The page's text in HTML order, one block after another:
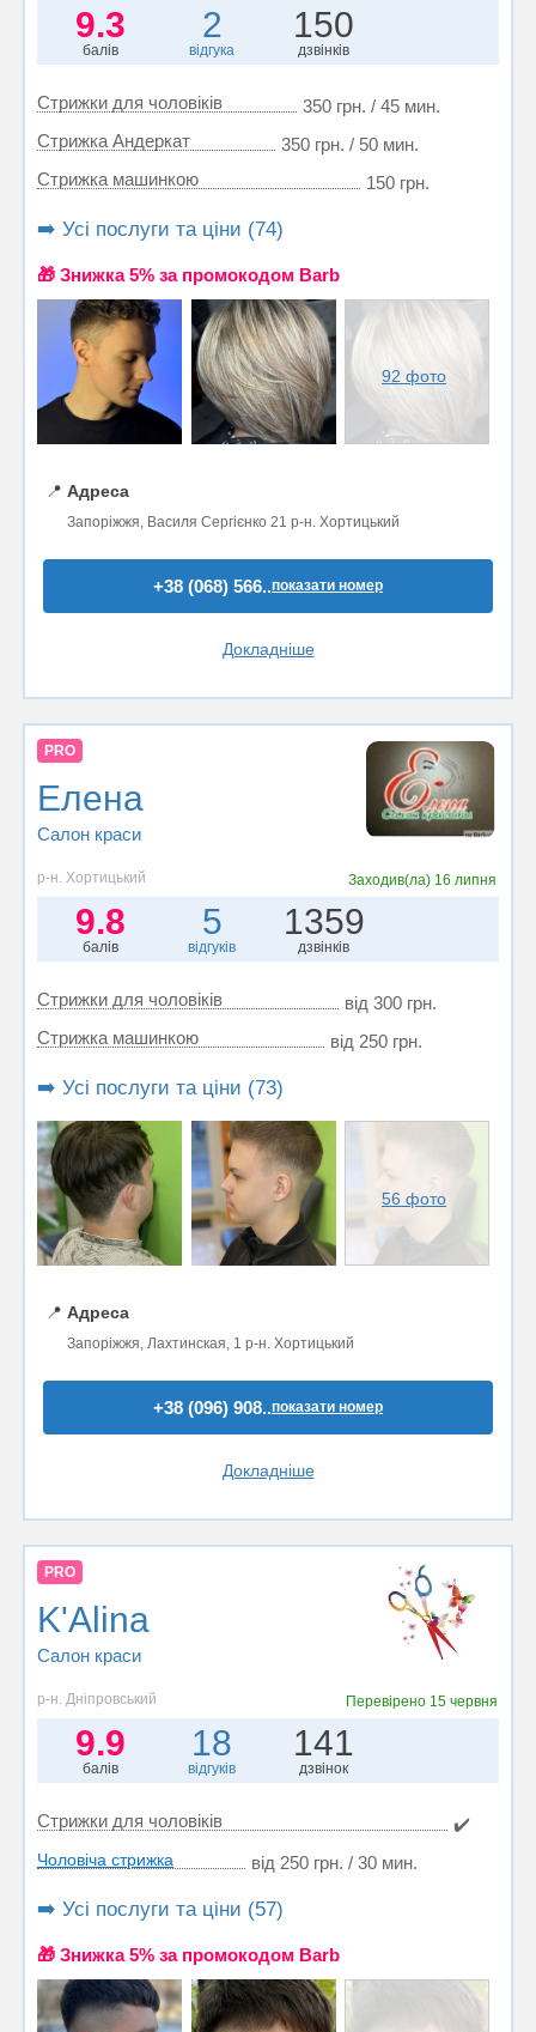
9.3
балів
2
відгука
150
дзвінків
Стрижки для чоловіків
350 грн. / 45 мин.
Стрижка Андеркат
350 грн. / 50 мин.
Стрижка машинкою
150 грн.
➡️ Усі послуги та ціни (74)
🎁 Знижка 5% за промокодом Barb
92 фото
📍 Адреса
Запоріжжя, Василя Сергієнко 21 р-н. Хортицький
+38 (068) 566..показати номер
Докладніше
PRO
Елена
Салон краси
р-н. Хортицький Заходив(ла) 16 липня
9.8
балів
5
відгуків
1359
дзвінків
Стрижки для чоловіків
від 300 грн.
Стрижка машинкою
від 250 грн.
➡️ Усі послуги та ціни (73)
56 фото
📍 Адреса
Запоріжжя, Лахтинская, 1 р-н. Хортицький
+38 (096) 908..показати номер
Докладніше
PRO
K'Alina
Салон краси
р-н. Дніпровський Перевірено 15 червня
9.9
балів
18
відгуків
141
дзвінок
Стрижки для чоловіків ✔️
Чоловіча стрижка від 250 грн. / 30 мин.
➡️ Усі послуги та ціни (57)
🎁 Знижка 5% за промокодом Barb